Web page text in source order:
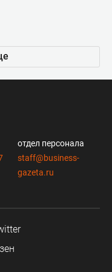
отдел персонала
staff@business-
gazeta.ru